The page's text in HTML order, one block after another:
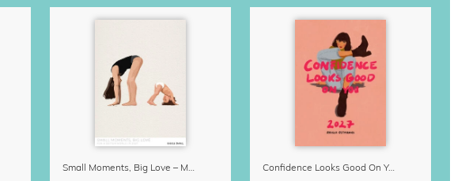
Small Moments, Big Love – Mutterschaftskalender von Giselle Dekel Confidence Looks Good On You Kalender 2027